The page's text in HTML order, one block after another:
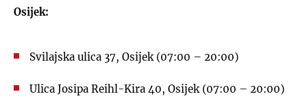
Osijek:
Svilajska ulica 37, Osijek (07:00 – 20:00)
Ulica Josipa Reihl-Kira 40, Osijek (07:00 – 20:00)